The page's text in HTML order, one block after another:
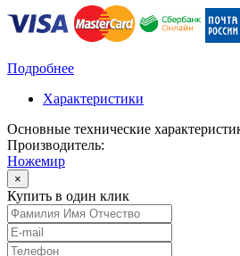
Подробнее
Характеристики
Основные технические
Производитель:
Ножемир
×
Купить в один клик